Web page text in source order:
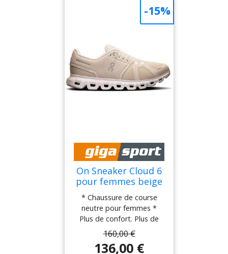
On Sneaker Cloud 6
pour femmes beige
* Chaussure de course
neutre pour femmes *
Plus de confort. Plus de
durabilité. La silhouette
emblématique du
quotidien, redéfinie. * La
160,00 €
136,00 €
-15%